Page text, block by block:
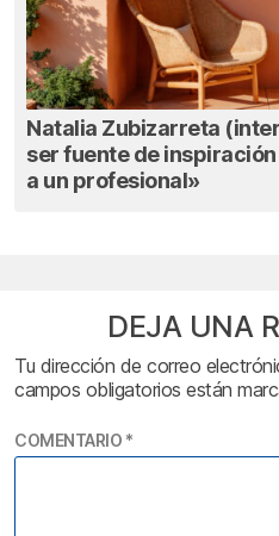
Natalia Zubizarreta
ser fuente de
a un profesional»
DEJA UNA
Tu dirección de correo
campos obligatorios están
COMENTARIO *